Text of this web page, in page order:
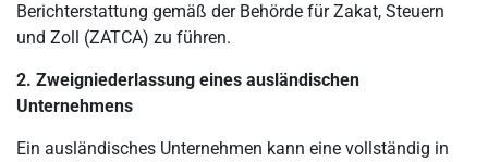
Berichterstattung gemäß der Behörde für Zakat, Steuern
und Zoll (ZATCA) zu führen.
2. Zweigniederlassung eines ausländischen
Unternehmens
Ein ausländisches Unternehmen kann eine vollständig in